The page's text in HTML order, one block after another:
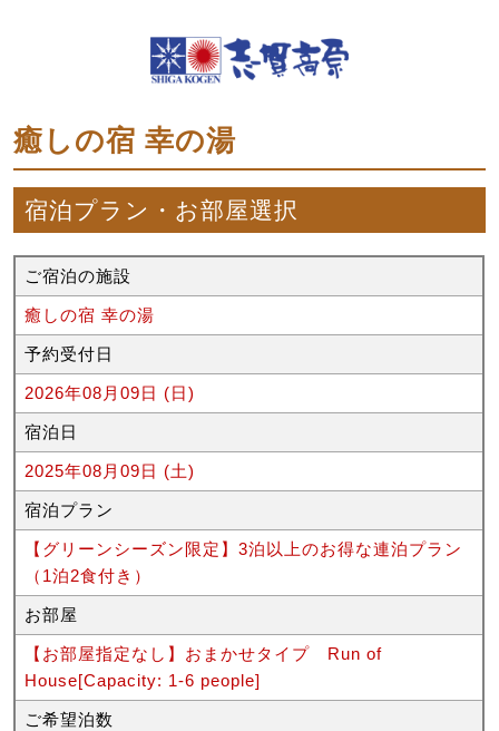
癒しの宿 幸の湯
宿泊プラン・お部屋選択
ご宿泊の施設
癒しの宿 幸の湯
予約受付日
2026年08月09日 (日)
宿泊日
2025年08月09日 (土)
宿泊プラン
【グリーンシーズン限定】3泊以上のお得な連泊プラン
（1泊2食付き）
お部屋
【お部屋指定なし】おまかせタイプ Run of
House[Capacity: 1-6 people]
ご希望泊数